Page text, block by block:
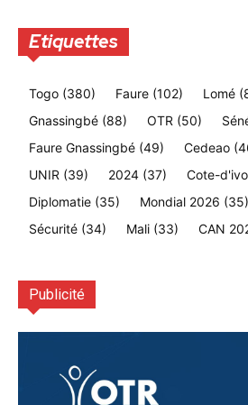
Etiquettes
Togo (380) Faure (102) Lomé
Gnassingbé (88) OTR (50)
Faure Gnassingbé (49) Cedeao
UNIR (39) 2024 (37) Cote-
Diplomatie (35) Mondial 2026 (35)
Sécurité (34) Mali (33) CAN
Publicité